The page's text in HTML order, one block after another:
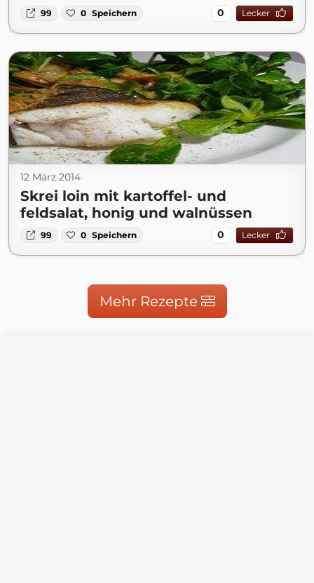
99 0 Speichern 0 Lecker
12 März 2014
Skrei loin mit kartoffel- und
feldsalat, honig und walnüssen
99 0 Speichern 0 Lecker
Mehr Rezepte